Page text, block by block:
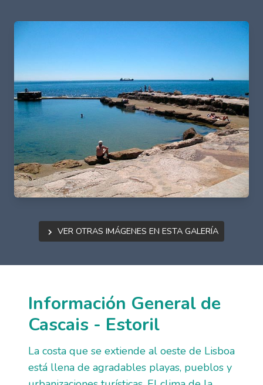
Ver otras imágenes en esta galería
Información General de
Cascais - Estoril
La costa que se extiende al oeste de Lisboa
está llena de agradables playas, pueblos y